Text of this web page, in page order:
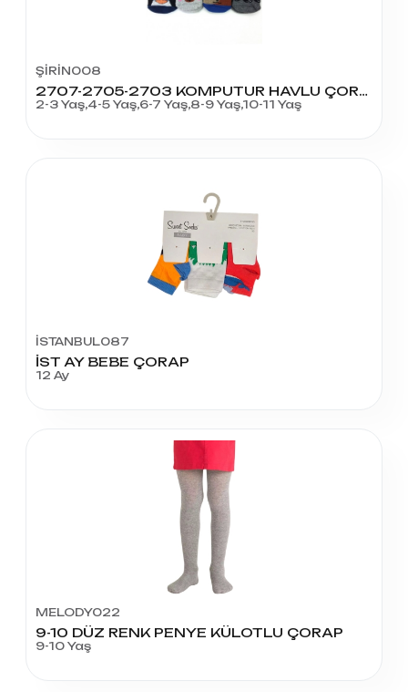
ŞİRİN008
2707-2705-2703 KOMPUTUR HAVLU ÇORAP
2-3 Yaş,4-5 Yaş,6-7 Yaş,8-9 Yaş,10-11 Yaş
İSTANBUL087
İST AY BEBE ÇORAP
12 Ay
MELODY022
9-10 DÜZ RENK PENYE KÜLOTLU ÇORAP
9-10 Yaş